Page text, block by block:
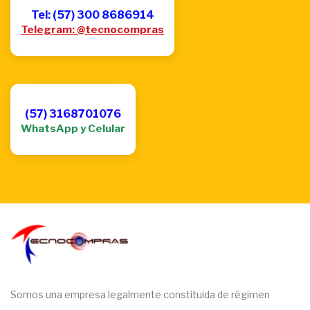
Tel: (57) 300 8686914
Telegram: @tecnocompras
(57) 3168701076
WhatsApp y Celular
Somos una empresa legalmente constituida de régimen